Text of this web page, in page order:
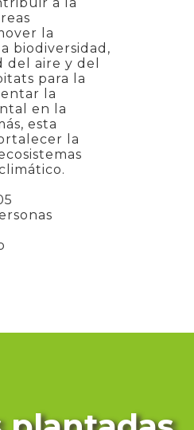
a la
la
biodiversidad,
del aire y del
para la
la
en la
esta
la